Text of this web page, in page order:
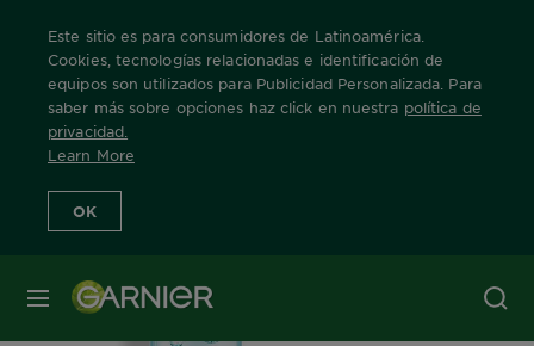
Este sitio es para consumidores de Latinoamérica.
Cookies, tecnologías relacionadas e identificación de
equipos son utilizados para Publicidad Personalizada. Para
saber más sobre opciones haz click en nuestra política de
privacidad
Learn More
OK
MENÚ
Home Garnier Express Aclara: Anti-Imperfecciones